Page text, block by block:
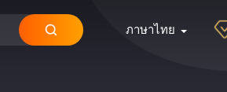
ภาษาไทย